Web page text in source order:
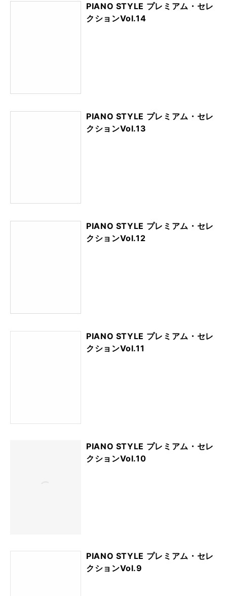
PIANO STYLE プレミアム・セレ
クションVol.14
PIANO STYLE プレミアム・セレ
クションVol.13
PIANO STYLE プレミアム・セレ
クションVol.12
PIANO STYLE プレミアム・セレ
クションVol.11
PIANO STYLE プレミアム・セレ
クションVol.10
PIANO STYLE プレミアム・セレ
クションVol.9